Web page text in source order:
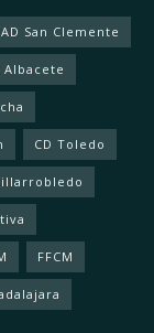
AD San Clemente
CD Toledo
FFCM